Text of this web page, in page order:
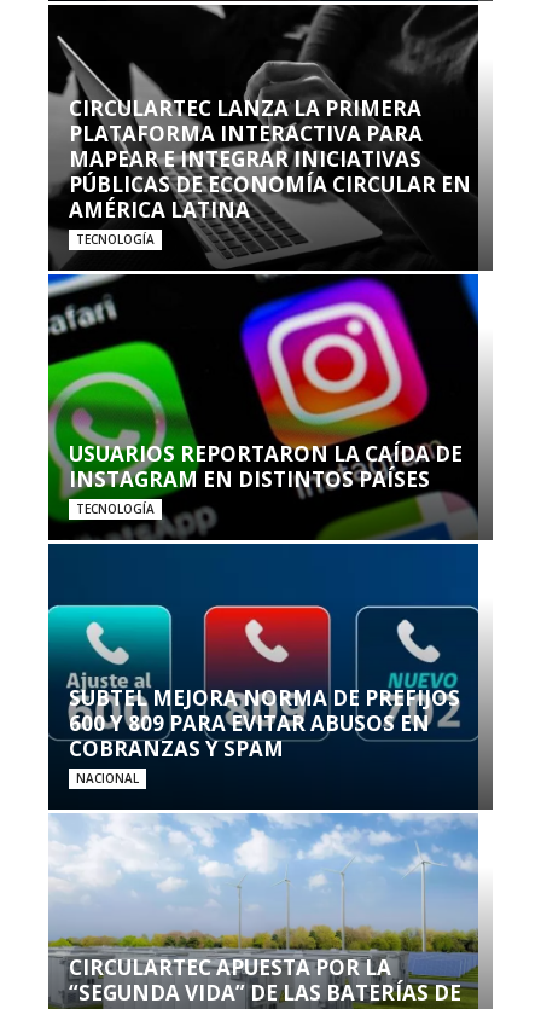
CIRCULARTEC LANZA LA PRIMERA
PLATAFORMA INTERACTIVA PARA
MAPEAR E INTEGRAR INICIATIVAS
PÚBLICAS DE ECONOMÍA CIRCULAR EN
AMÉRICA LATINA
TECNOLOGÍA
USUARIOS REPORTARON LA CAÍDA DE
INSTAGRAM EN DISTINTOS PAÍSES
TECNOLOGÍA
SUBTEL MEJORA NORMA DE PREFIJOS
600 Y 809 PARA EVITAR ABUSOS EN
COBRANZAS Y SPAM
NACIONAL
CIRCULARTEC APUESTA POR LA
“SEGUNDA VIDA” DE LAS BATERÍAS DE